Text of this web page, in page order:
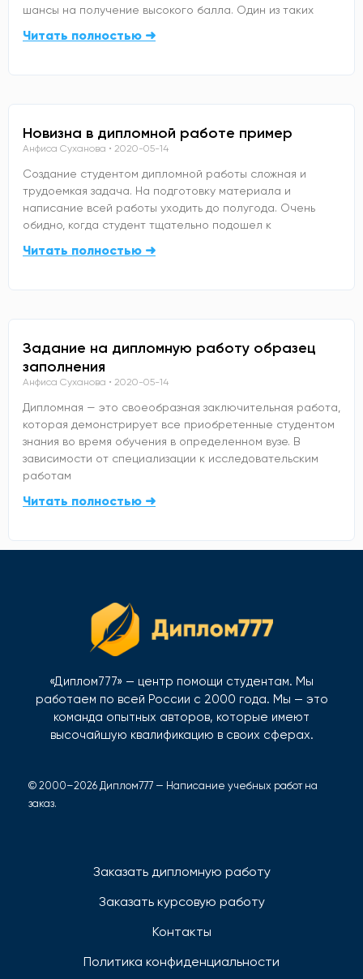
шансы на получение высокого балла. Один из таких
Читать полностью ➜
Новизна в дипломной работе пример
Анфиса Суханова 2020-05-14
Создание студентом дипломной работы сложная и
трудоемкая задача. На подготовку материала и
написание всей работы уходить до полугода. Очень
обидно, когда студент тщательно подошел к
Читать полностью ➜
Задание на дипломную работу образец
заполнения
Анфиса Суханова 2020-05-14
Дипломная — это своеобразная заключительная работа,
которая демонстрирует все приобретенные студентом
знания во время обучения в определенном вузе. В
зависимости от специализации к исследовательским
работам
Читать полностью ➜
«Диплом777» — центр помощи студентам. Мы
работаем по всей России с 2000 года. Мы — это
команда опытных авторов, которые имеют
высочайшую квалификацию в своих сферах.
© 2000–2026 Диплом777 — Написание учебных работ на
заказ.
Заказать дипломную работу
Заказать курсовую работу
Контакты
Политика конфиденциальности